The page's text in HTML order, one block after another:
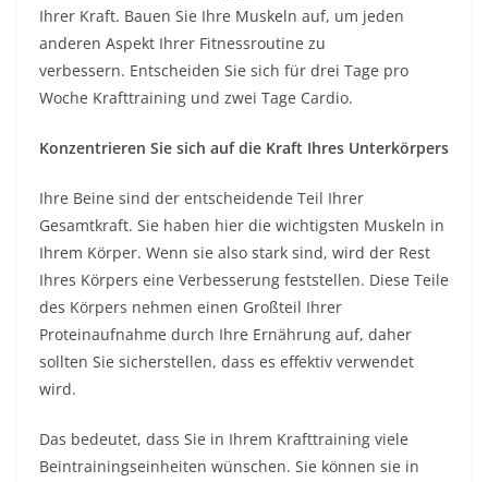
Ihrer Kraft. Bauen Sie Ihre Muskeln auf, um jeden
anderen Aspekt Ihrer Fitnessroutine zu
verbessern. Entscheiden Sie sich für drei Tage pro
Woche Krafttraining und zwei Tage Cardio.
Konzentrieren Sie sich auf die Kraft Ihres Unterkörpers
Ihre Beine sind der entscheidende Teil Ihrer
Gesamtkraft. Sie haben hier die wichtigsten Muskeln in
Ihrem Körper. Wenn sie also stark sind, wird der Rest
Ihres Körpers eine Verbesserung feststellen. Diese Teile
des Körpers nehmen einen Großteil Ihrer
Proteinaufnahme durch Ihre Ernährung auf, daher
sollten Sie sicherstellen, dass es effektiv verwendet
wird.
Das bedeutet, dass Sie in Ihrem Krafttraining viele
Beintrainingseinheiten wünschen. Sie können sie in